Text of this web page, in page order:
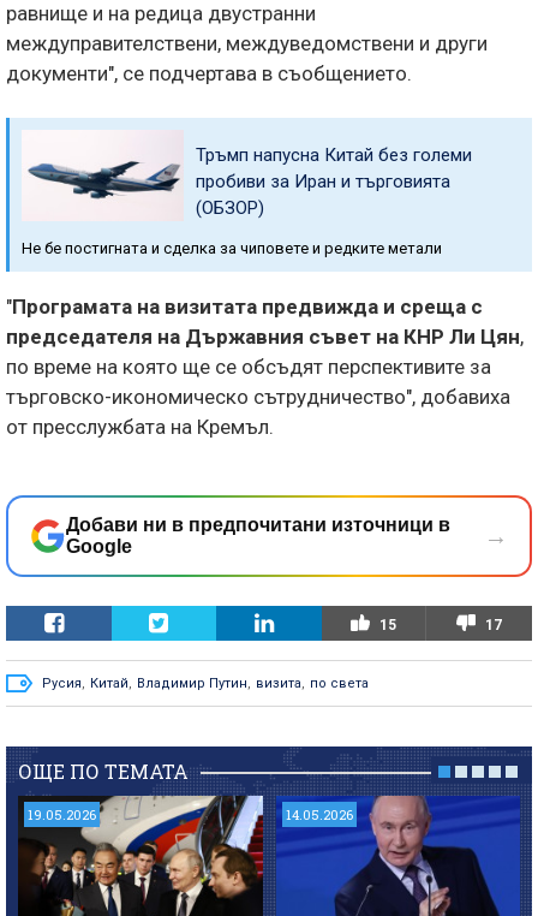
равнище и на редица двустранни
междуправителствени, междуведомствени и други
документи", се подчертава в съобщението.
Тръмп напусна Китай без големи
пробиви за Иран и търговията
(ОБЗОР)
Не бе постигната и сделка за чиповете и редките метали
"Програмата на визитата предвижда и среща с
председателя на Държавния съвет на КНР Ли Цян,
по време на която ще се обсъдят перспективите за
търговско-икономическо сътрудничество", добавиха
от пресслужбата на Кремъл.
Добави ни в предпочитани източници в
Google
→
15 17
Русия, Китай, Владимир Путин, визита, по света
ОЩЕ ПО ТЕМАТА
19.05.2026 14.05.2026